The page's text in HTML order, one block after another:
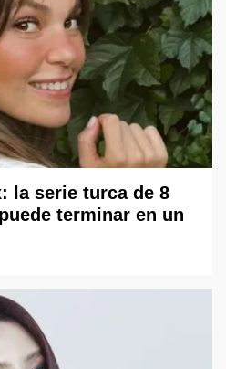
la serie turca de 8
terminar en un